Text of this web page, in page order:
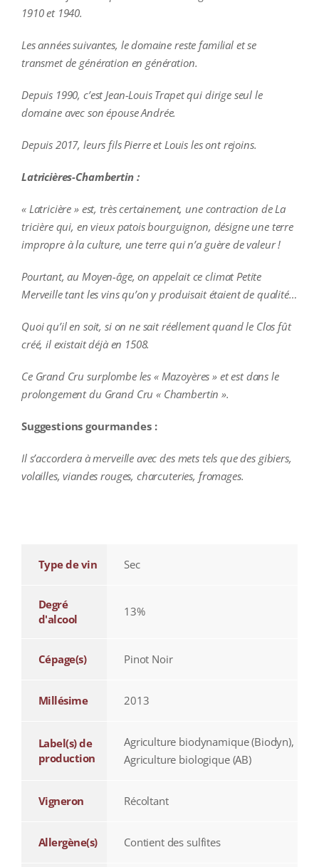
1910 et 1940.
Les années suivantes, le domaine reste familial et se
transmet de génération en génération.
Depuis 1990, c’est Jean-Louis Trapet qui dirige seul le
domaine avec son épouse Andrée.
Depuis 2017, leurs fils Pierre et Louis les ont rejoins.
Latricières-Chambertin :
« Latricière » est, très certainement, une contraction de La
tricière qui, en vieux patois bourguignon, désigne une terre
impropre à la culture, une terre qui n’a guère de valeur !
Pourtant, au Moyen-âge, on appelait ce climat Petite
Merveille tant les vins qu’on y produisait étaient de qualité…
Quoi qu’il en soit, si on ne sait réellement quand le Clos fût
créé, il existait déjà en 1508.
Ce Grand Cru surplombe les « Mazoyères » et est dans le
prolongement du Grand Cru « Chambertin ».
Suggestions gourmandes :
Il s’accordera à merveille avec des mets tels que des gibiers,
volailles, viandes rouges, charcuteries, fromages.
Type de vin Sec
Degré
d'alcool
13%
Cépage(s) Pinot Noir
Millésime 2013
Label(s) de
production
Agriculture biodynamique (Biodyn),
Agriculture biologique (AB)
Vigneron Récoltant
Allergène(s) Contient des sulfites